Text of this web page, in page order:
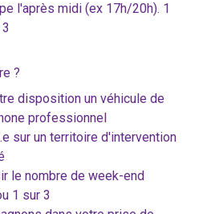
l'après midi (ex 17h/20h). 1
?
disposition un véhicule de
professionnel
sur un territoire d'intervention
le nombre de week-end
1 sur 3